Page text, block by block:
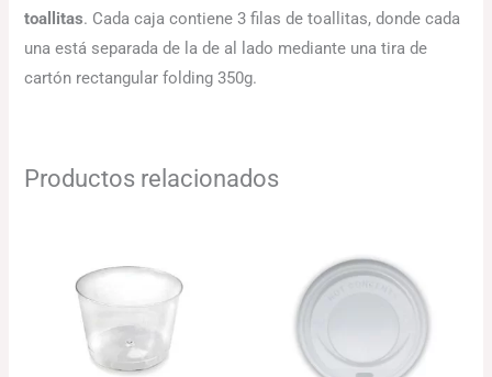
toallitas. Cada caja contiene 3 filas de toallitas, donde cada
una está separada de la de al lado mediante una tira de
cartón rectangular folding 350g.
Productos relacionados
desde
29.55€